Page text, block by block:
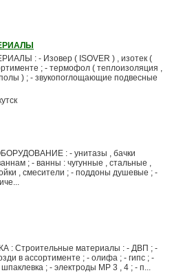
: - Изовер ( ISOVER ) , изотек (
; - термофол ( теплоизоляция ,
) ; - звукопоглощающие подвесные
: - унитазы , бачки
; - ванны : чугунные , стальные ,
, смесители ; - поддоны душевые ; -
Строительные материалы : - ДВП ; -
в ассортименте ; - олифа ; - гипс ; -
; - электроды МР 3 , 4 ; - п...